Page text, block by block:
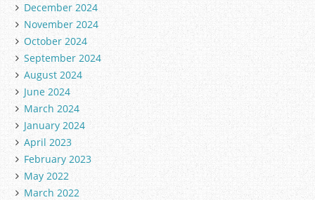
December 2024
November 2024
October 2024
September 2024
August 2024
June 2024
March 2024
January 2024
April 2023
February 2023
May 2022
March 2022